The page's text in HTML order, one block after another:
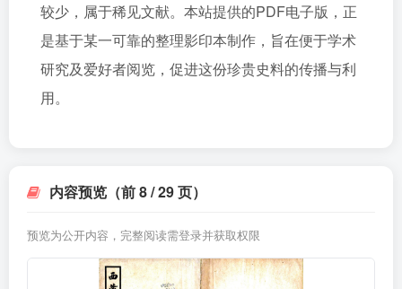
较少，属于稀见文献。本站提供的PDF电子版，正
是基于某一可靠的整理影印本制作，旨在便于学术
研究及爱好者阅览，促进这份珍贵史料的传播与利
用。
内容预览（前 8 / 29 页）
预览为公开内容，完整阅读需登录并获取权限